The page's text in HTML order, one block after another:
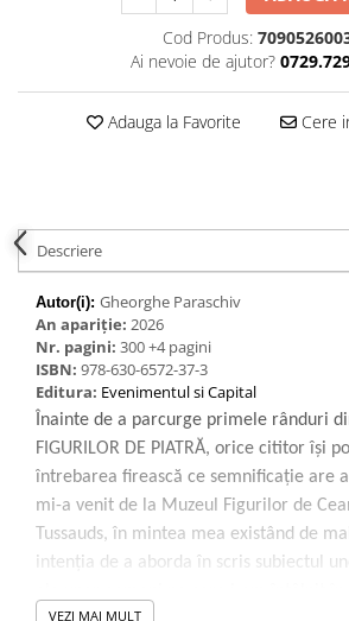
Cod Produs:
Ai nevoie de ajutor?
Adauga la Favorite Cere
Descriere
Autor(i): Gheorghe Paraschiv
An apariție: 2026
Nr. pagini: 300 +4 pagini
ISBN: 978-630-6572-37-3
Editura: Evenimentul si Capital
Înainte de a parcurge primele rânduri
FIGURILOR DE PIATRĂ, orice cititor își
întrebarea firească ce semnificație are
mi-a venit de la Muzeul Figurilor de
Tussauds, în mintea mea existând de
intenția de a aborda în scris subiectul
VEZI MAI MULT